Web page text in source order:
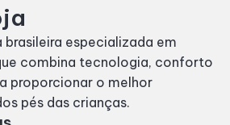
brasileira especializada em
combina tecnologia, conforto
proporcionar o melhor
pés das crianças.